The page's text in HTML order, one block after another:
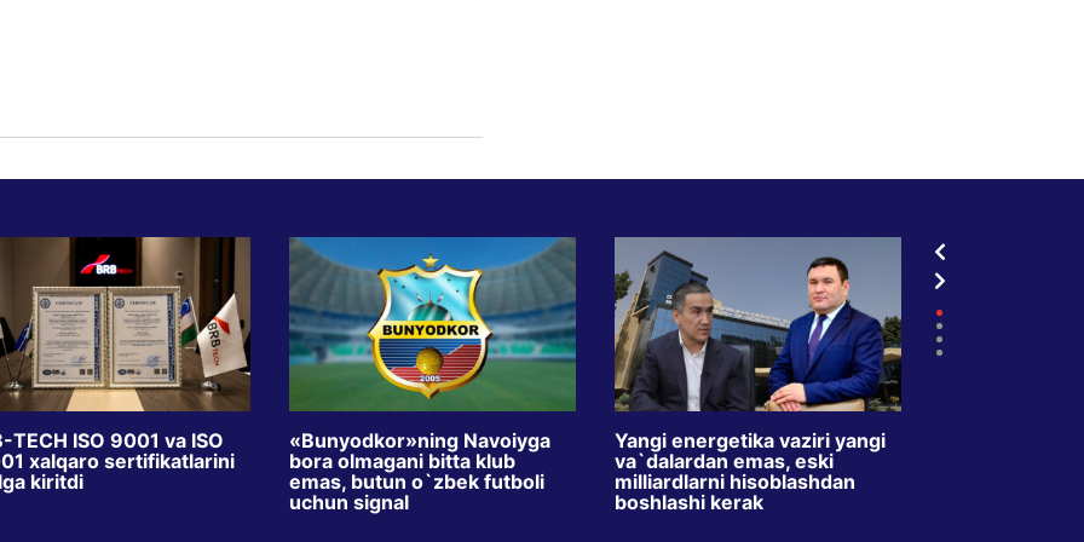
TECH ISO 9001 va ISO
xalqaro sertifikatlarini
kiritdi
«Bunyodkor»ning Navoiyga
bora olmagani bitta klub
emas, butun o`zbek futboli
uchun signal
Yangi energetika vaziri yangi
va`dalardan emas, eski
milliardlarni hisoblashdan
boshlashi kerak